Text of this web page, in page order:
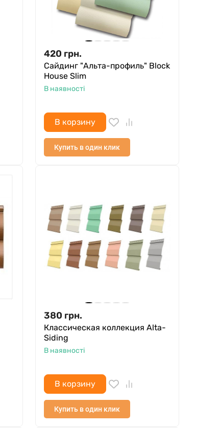
420 грн.
Cайдинг "Альта-профиль" Block
House Slim
В наявності
В корзину
Купить в один клик
380 грн.
Класcическая коллекция Alta-
Siding
В наявності
В корзину
Купить в один клик